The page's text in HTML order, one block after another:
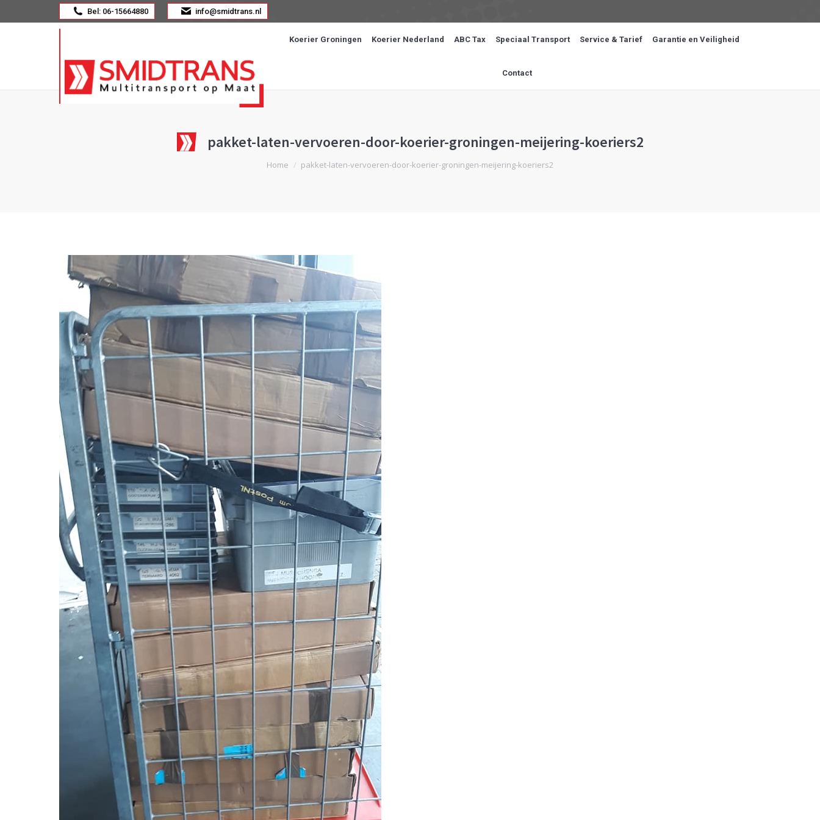
Bel: 06-15664880 info@smidtrans.nl
Koerier Groningen Koerier Nederland ABC Tax Speciaal Transport Service & Tarief Garantie en Veiligheid
Contact
pakket-laten-vervoeren-door-koerier-groningen-meijering-koeriers2
Je bent hier:
Home pakket-laten-vervoeren-door-koerier-groningen-meijering-koeriers2